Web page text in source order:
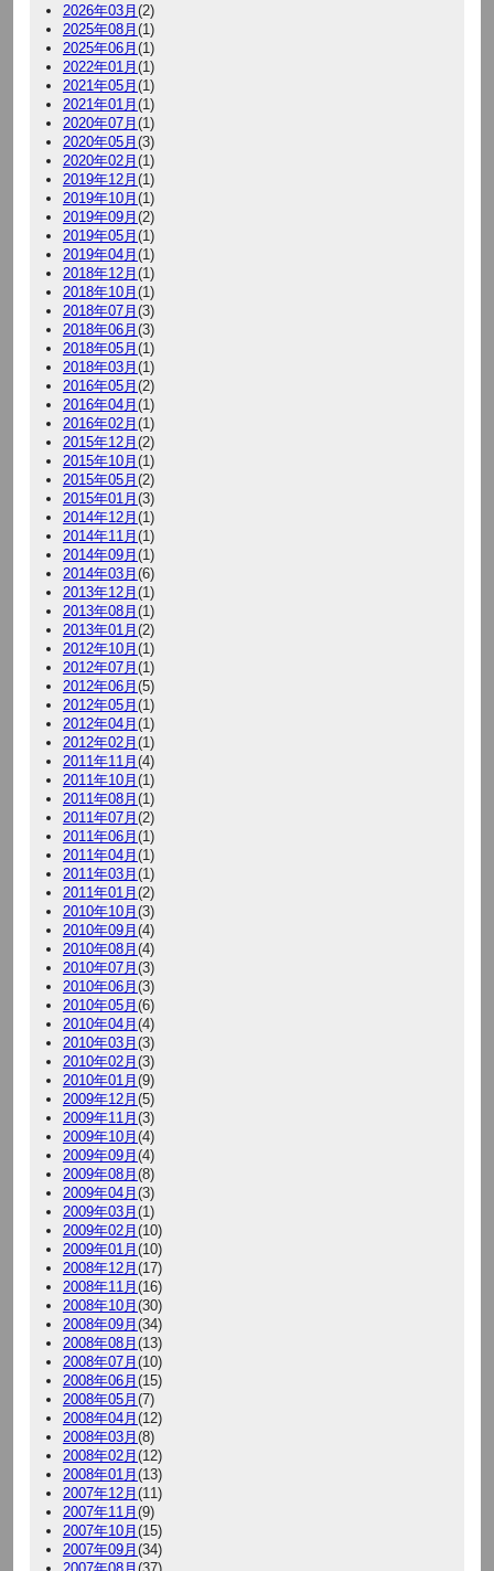
2026年03月(2)
2025年08月(1)
2025年06月(1)
2022年01月(1)
2021年05月(1)
2021年01月(1)
2020年07月(1)
2020年05月(3)
2020年02月(1)
2019年12月(1)
2019年10月(1)
2019年09月(2)
2019年05月(1)
2019年04月(1)
2018年12月(1)
2018年10月(1)
2018年07月(3)
2018年06月(3)
2018年05月(1)
2018年03月(1)
2016年05月(2)
2016年04月(1)
2016年02月(1)
2015年12月(2)
2015年10月(1)
2015年05月(2)
2015年01月(3)
2014年12月(1)
2014年11月(1)
2014年09月(1)
2014年03月(6)
2013年12月(1)
2013年08月(1)
2013年01月(2)
2012年10月(1)
2012年07月(1)
2012年06月(5)
2012年05月(1)
2012年04月(1)
2012年02月(1)
2011年11月(4)
2011年10月(1)
2011年08月(1)
2011年07月(2)
2011年06月(1)
2011年04月(1)
2011年03月(1)
2011年01月(2)
2010年10月(3)
2010年09月(4)
2010年08月(4)
2010年07月(3)
2010年06月(3)
2010年05月(6)
2010年04月(4)
2010年03月(3)
2010年02月(3)
2010年01月(9)
2009年12月(5)
2009年11月(3)
2009年10月(4)
2009年09月(4)
2009年08月(8)
2009年04月(3)
2009年03月(1)
2009年02月(10)
2009年01月(10)
2008年12月(17)
2008年11月(16)
2008年10月(30)
2008年09月(34)
2008年08月(13)
2008年07月(10)
2008年06月(15)
2008年05月(7)
2008年04月(12)
2008年03月(8)
2008年02月(12)
2008年01月(13)
2007年12月(11)
2007年11月(9)
2007年10月(15)
2007年09月(34)